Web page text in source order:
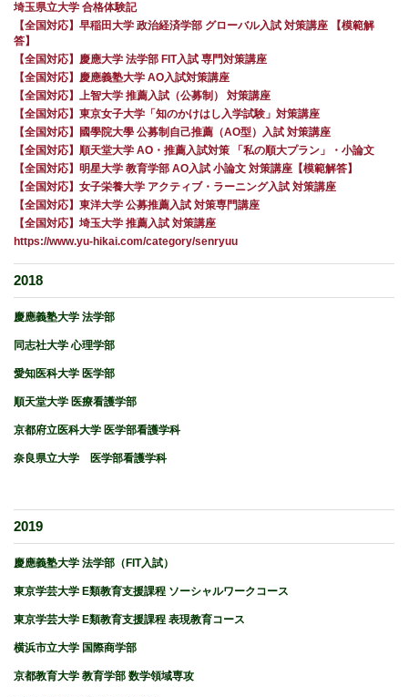
埼玉県立大学 合格体験記
【全国対応】早稲田大学 政治経済学部 グローバル入試 対策講座 【模範解
答】
【全国対応】慶應大学 法学部 FIT入試 専門対策講座
【全国対応】慶應義塾大学 AO入試対策講座
【全国対応】上智大学 推薦入試（公募制） 対策講座
【全国対応】東京女子大学「知のかけはし入学試験」対策講座
【全国対応】國學院大學 公募制自己推薦（AO型）入試 対策講座
【全国対応】順天堂大学 AO・推薦入試対策 「私の順大プラン」・小論文
【全国対応】明星大学 教育学部 AO入試 小論文 対策講座【模範解答】
【全国対応】女子栄養大学 アクティブ・ラーニング入試 対策講座
【全国対応】東洋大学 公募推薦入試 対策専門講座
【全国対応】埼玉大学 推薦入試 対策講座
https://www.yu-hikai.com/category/senryuu
2018
慶應義塾大学 法学部
同志社大学 心理学部
愛知医科大学 医学部
順天堂大学 医療看護学部
京都府立医科大学 医学部看護学科
奈良県立大学 医学部看護学科
2019
慶應義塾大学 法学部（FIT入試）
東京学芸大学 E類教育支援課程 ソーシャルワークコース
東京学芸大学 E類教育支援課程 表現教育コース
横浜市立大学 国際商学部
京都教育大学 教育学部 数学領域専攻